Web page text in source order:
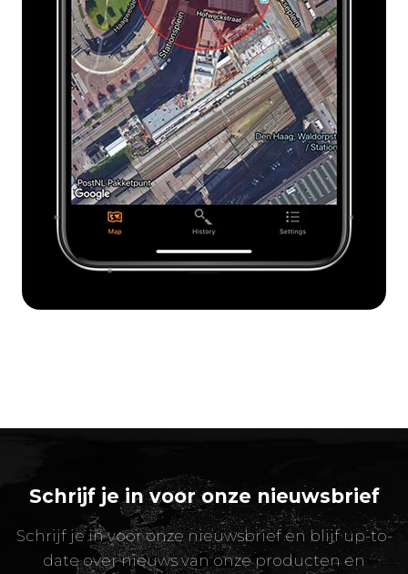
Schrijf je in voor onze nieuwsbrief
Schrijf je in voor onze nieuwsbrief en blijf up-to-
date over nieuws van onze producten en